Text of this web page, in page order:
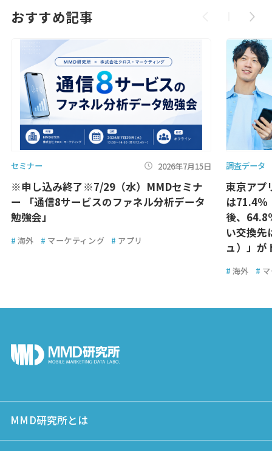
おすすめ記事
セミナー 2026年7月15日
※申し込み終了※7/29（水）MMDセミナ
ー 「通信8サービスのファネル分析データ
勉強会」
# 海外 # マーケティング # アプリ
調査データ
東京アプ
は71.4％
後、
い交換先
ュ）」が
# 海外 #
MMD研究所とは